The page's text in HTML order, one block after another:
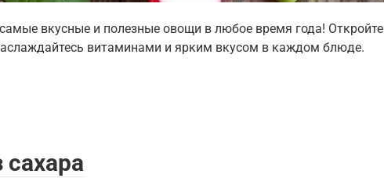
вкусные и полезные овощи в любое время года! Откройте
витаминами и ярким вкусом в каждом блюде.